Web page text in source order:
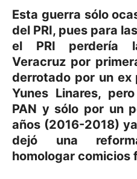
Esta guerra sólo
del PRI, pues para
el PRI perdería
Veracruz por
derrotado por un ex
Yunes Linares,
PAN y sólo por un
años (2016-2018)
dejó una
homologar comicios